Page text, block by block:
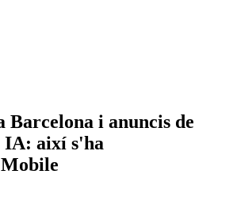
Barcelona i anuncis de
IA: així s'ha